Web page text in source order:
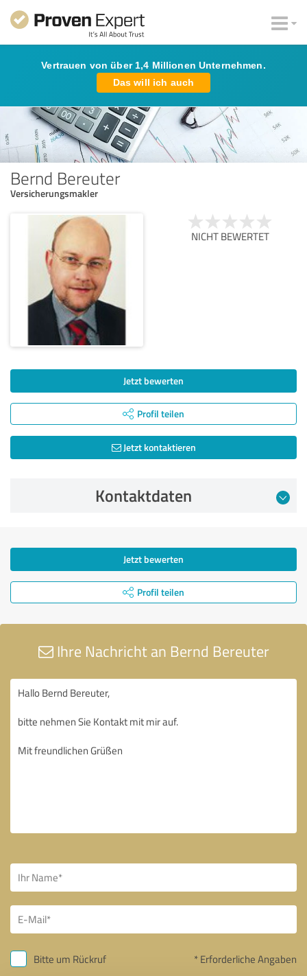
Vertrauen von über 1,4 Millionen Unternehmen.
Das will ich auch
Bernd Bereuter
Versicherungsmakler
NICHT BEWERTET
Jetzt bewerten
Profil teilen
Jetzt kontaktieren
Kontaktdaten
Jetzt bewerten
Profil teilen
Ihre Nachricht an Bernd Bereuter
Bitte um Rückruf * Erforderliche Angaben